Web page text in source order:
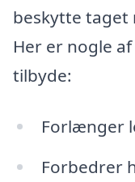
beskytte taget
Her er nogle
tilbyde:
Forlænger
Forbedrer